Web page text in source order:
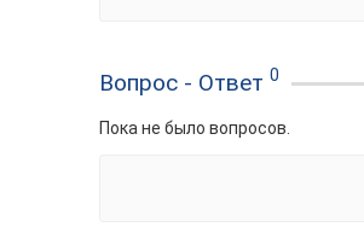
Вопрос - Ответ0
Пока не было вопросов.